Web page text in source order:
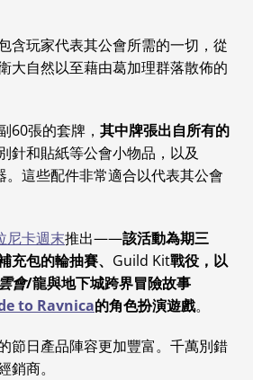
含玩家代表其公會所需的一切，從
大自然以至藉由葛加理群落散佈的
60張的套牌， 其中牌張出自所有的
針和貼紙等公會小物品，以及
這些配件非常適合以代表其公會
尼卡週末推出——該活動為期三
充包的輪抽賽、 Guild Kit戰役，以
會/龍與地下城跨界冒險故事
to Ravnica的角色扮演遊戲。
節日產品陣容更加豐富。千萬別錯
商。